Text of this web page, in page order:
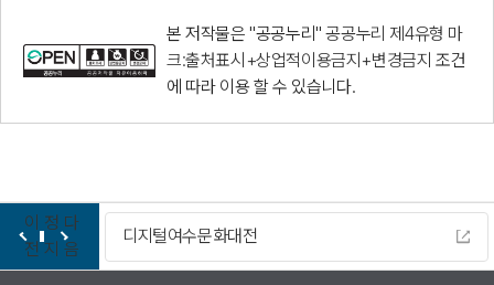
본 저작물은 "공공누리"공공누리 제4유형 마
크:출처표시+상업적이용금지+변경금지 조건
에 따라 이용 할 수 있습니다.
이
전
정
지
다
음
디지털여수문화대전